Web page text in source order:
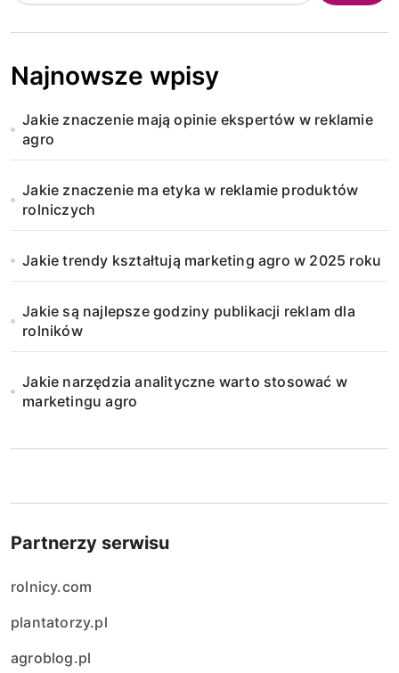
n
i
n
i
e
w
p
ó
w
Najnowsze wpisy
Jakie znaczenie mają opinie ekspertów w reklamie
agro
Jakie znaczenie ma etyka w reklamie produktów
rolniczych
Jakie trendy kształtują marketing agro w 2025 roku
Jakie są najlepsze godziny publikacji reklam dla
rolników
Jakie narzędzia analityczne warto stosować w
marketingu agro
Partnerzy serwisu
rolnicy.com
plantatorzy.pl
agroblog.pl